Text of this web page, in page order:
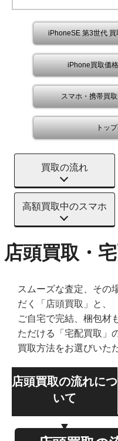
iPhoneSE 第3世代
iPhone買取価
スマホ・携帯買
トッ
買取の流れ
高額買取中のスマホ
店頭買取・
スムーズな査定、その
だく「店頭買取」と、
ご自宅で完結、梱包材
ただける「宅配買取」
買取方法をお選びいた
店頭買取の流れにつ
いて